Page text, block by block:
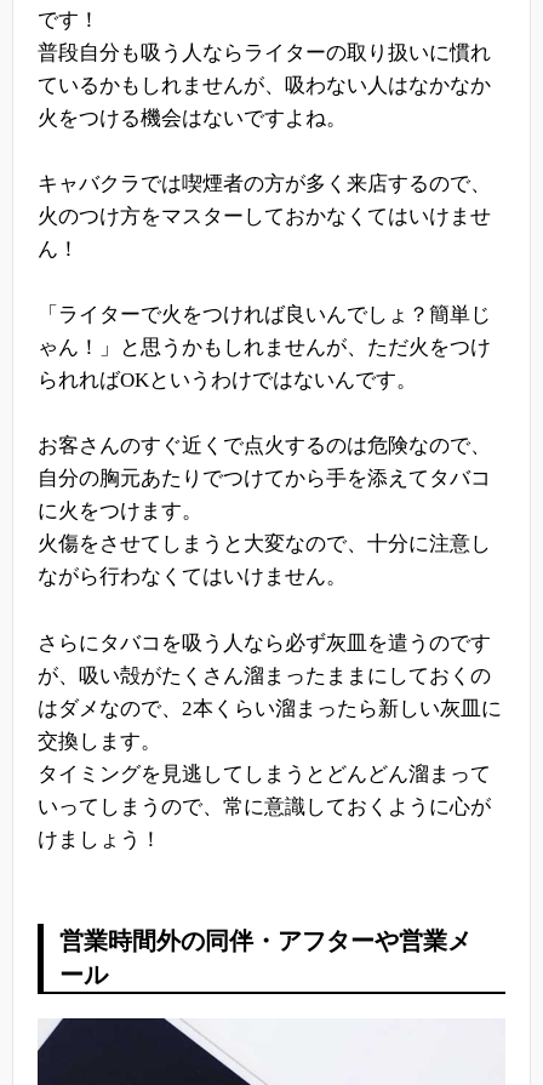
です！
普段自分も吸う人ならライターの取り扱いに慣れ
ているかもしれませんが、吸わない人はなかなか
火をつける機会はないですよね。
キャバクラでは喫煙者の方が多く来店するので、
火のつけ方をマスターしておかなくてはいけませ
ん！
「ライターで火をつければ良いんでしょ？簡単じ
ゃん！」と思うかもしれませんが、ただ火をつけ
られればOKというわけではないんです。
お客さんのすぐ近くで点火するのは危険なので、
自分の胸元あたりでつけてから手を添えてタバコ
に火をつけます。
火傷をさせてしまうと大変なので、十分に注意し
ながら行わなくてはいけません。
さらにタバコを吸う人なら必ず灰皿を遣うのです
が、吸い殻がたくさん溜まったままにしておくの
はダメなので、2本くらい溜まったら新しい灰皿に
交換します。
タイミングを見逃してしまうとどんどん溜まって
いってしまうので、常に意識しておくように心が
けましょう！
営業時間外の同伴・アフターや営業メ
ール